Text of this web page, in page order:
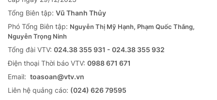
Tổng Biên tập: Vũ Thanh Thủy
Phó Tổng Biên tập: Nguyễn Thị Mỹ Hạnh, Phạm Quốc Thắng,
Nguyễn Trọng Ninh
Tổng đài VTV: 024.38 355 931 - 024.38 355 932
Ðiện thoại Thời báo VTV: 0988 671 671
Email: toasoan@vtv.vn
Liên hệ quảng cáo: (024) 626 79595